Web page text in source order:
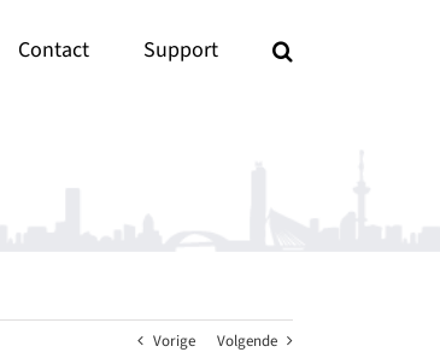
Contact Support
Vorige Volgende